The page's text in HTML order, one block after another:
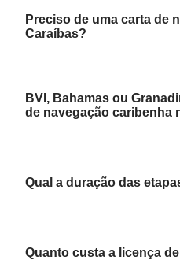
Preciso de uma carta de
Caraíbas?
BVI, Bahamas ou
de navegação caribenha
Qual a duração das
Quanto custa a licença